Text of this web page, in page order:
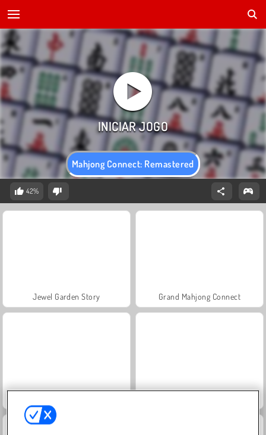
Mahjong Connect: Remastered
42%
Jewel Garden Story Grand Mahjong Connect